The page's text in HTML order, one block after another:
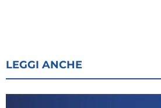
LEGGI ANCHE